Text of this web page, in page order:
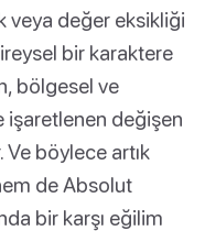
veya değer eksikliği
bir karaktere
bölgesel ve
işaretlenen değişen
böylece artık
de Absolut
bir karşı eğilim